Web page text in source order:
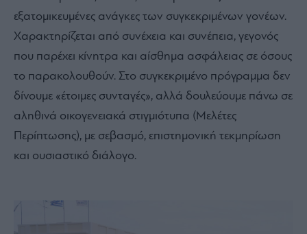
εξατομικευμένες ανάγκες των συγκεκριμένων γονέων.
Χαρακτηρίζεται από συνέχεια και συνέπεια, γεγονός
που παρέχει κίνητρα και αίσθημα ασφάλειας σε όσους
το παρακολουθούν. Στο συγκεκριμένο πρόγραμμα δεν
δίνουμε «έτοιμες συνταγές», αλλά δουλεύουμε πάνω σε
αληθινά οικογενειακά στιγμιότυπα (Μελέτες
Περίπτωσης), με σεβασμό, επιστημονική τεκμηρίωση
και ουσιαστικό διάλογο.